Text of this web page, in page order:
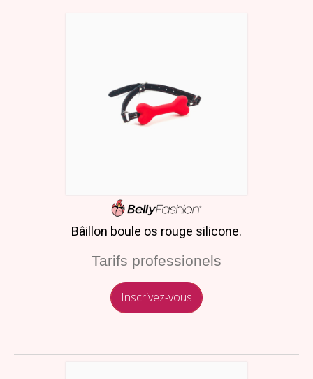
Bâillon boule os rouge silicone.
Tarifs professionels
Inscrivez-vous